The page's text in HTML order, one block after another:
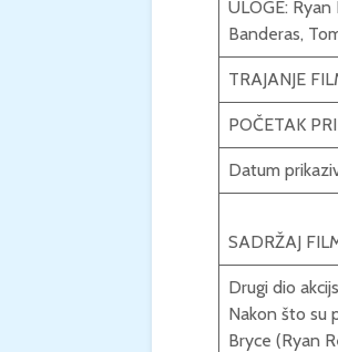
ULOGE: Ryan
Banderas,
TRAJANJE
POČETAK
Datum
SADRŽAJ
Drugi dio
Nakon što su
Bryce (Ryan